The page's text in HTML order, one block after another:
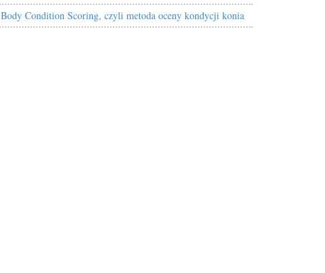
Body Condition Scoring, czyli metoda oceny kondycji konia